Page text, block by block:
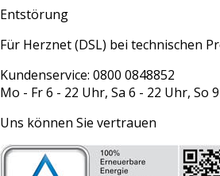
Entstörung
Für Herznet (DSL) bei technischen
Kundenservice: 0800 0848852
Mo - Fr 6 - 22 Uhr, Sa 6 - 22 Uhr, So
Uns können Sie vertrauen